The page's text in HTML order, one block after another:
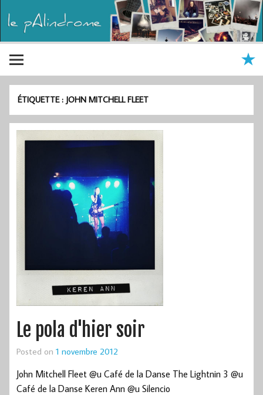
ÉTIQUETTE : JOHN MITCHELL FLEET
Le pola d'hier soir
Posted on 1 novembre 2012
John Mitchell Fleet @u Café de la Danse The Lightnin 3 @u
Café de la Danse Keren Ann @u Silencio